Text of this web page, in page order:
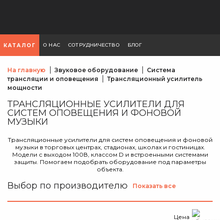
КАТАЛОГ О НАС СОТРУДНИЧЕСТВО БЛОГ
На главную Звуковое оборудование
Система
трансляции и оповещения
Трансляционный усилитель
мощности
ТРАНСЛЯЦИОННЫЕ УСИЛИТЕЛИ ДЛЯ
СИСТЕМ ОПОВЕЩЕНИЯ И ФОНОВОЙ
МУЗЫКИ
Трансляционные усилители для систем оповещения и фоновой
музыки в торговых центрах, стадионах, школах и гостиницах.
Модели с выходом 100В, классом D и встроенными системами
защиты. Помогаем подобрать оборудование под параметры
объекта.
Выбор по производителю Показать все
Цена